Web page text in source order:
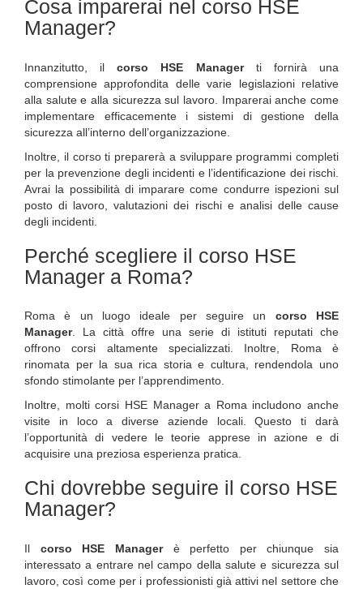
Cosa imparerai nel corso HSE
Manager?
Innanzitutto, ilcorso HSE Managerti fornirà una
comprensione approfondita delle varie legislazioni relative
alla salute e alla sicurezza sul lavoro. Imparerai anche come
implementare efficacemente i sistemi di gestione della
sicurezza all’interno dell’organizzazione.
Inoltre, il corso ti preparerà a sviluppare programmi completi
per la prevenzione degli incidenti e l’identificazione dei rischi.
Avrai la possibilità di imparare come condurre ispezioni sul
posto di lavoro, valutazioni dei rischi e analisi delle cause
degli incidenti.
Perché scegliere il corso HSE
Manager a Roma?
Roma è un luogo ideale per seguire un corso HSE
Manager. La città offre una serie di istituti reputati che
offrono corsi altamente specializzati. Inoltre, Roma è
rinomata per la sua rica storia e cultura, rendendola uno
sfondo stimolante per l’apprendimento.
Inoltre, molti corsi HSE Manager a Roma includono anche
visite in loco a diverse aziende locali. Questo ti darà
l’opportunità di vedere le teorie apprese in azione e di
acquisire una preziosa esperienza pratica.
Chi dovrebbe seguire il corso HSE
Manager?
Il corso HSE Managerè perfetto per chiunque sia
interessato a entrare nel campo della salute e sicurezza sul
lavoro, così come per i professionisti già attivi nel settore che